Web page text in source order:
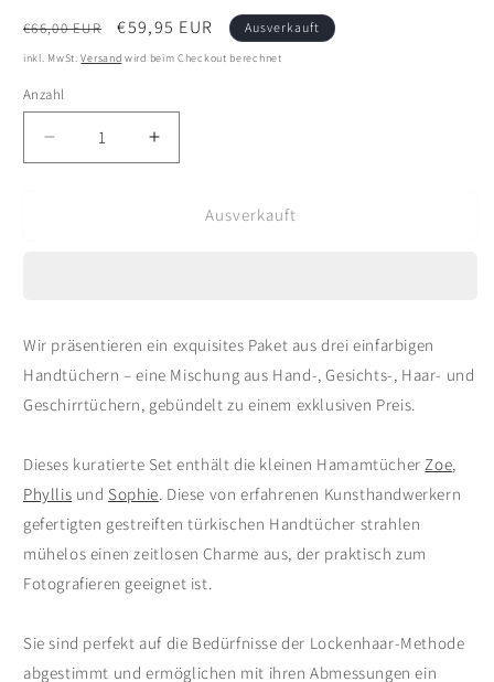
Normaler
Preis
€66,00 EUR Verkaufspreis
€59,95 EUR Ausverkauft
inkl. MwSt.Versand wird beim Checkout berechnet
Anzahl
Verringere
die
Erhöhe
die
Ausverkauft
Wir präsentieren ein exquisites Paket aus drei einfarbigen
Handtüchern – eine Mischung aus Hand-, Gesichts-, Haar- und
Geschirrtüchern, gebündelt zu einem exklusiven Preis.
Dieses kuratierte Set enthält die kleinen HamamtücherZoe,
Phyllis und Sophie. Diese von erfahrenen Kunsthandwerkern
gefertigten gestreiften türkischen Handtücher strahlen
mühelos einen zeitlosen Charme aus, der praktisch zum
Fotografieren geeignet ist.
Sie sind perfekt auf die Bedürfnisse der Lockenhaar-Methode
abgestimmt und ermöglichen mit ihren Abmessungen ein